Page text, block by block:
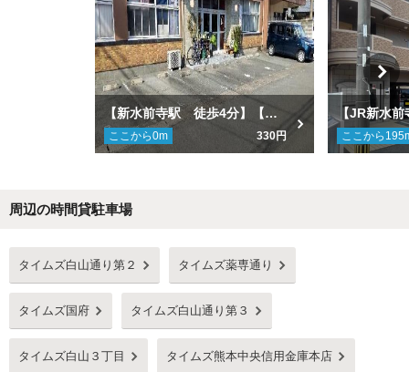
【新水前寺駅 徒歩4分】【軽自動車専用】富士ビル駐車場
ここから0m 330円 ここから 195
周辺の時間貸駐車場
タイムズ白山通り第２ タイムズ薬専通り
タイムズ国府 タイムズ白山通り第３
タイムズ白山３丁目 タイムズ熊本中央信用金庫本店